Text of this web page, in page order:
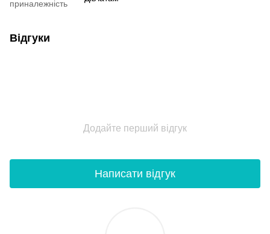
приналежність
Відгуки
Додайте перший відгук
Написати відгук